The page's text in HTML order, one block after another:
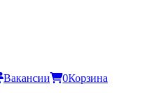
Вакансии 0Корзина